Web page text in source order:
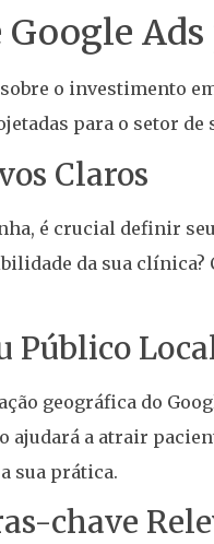
o investimento
para o setor de
Claros
é crucial definir
da sua clínica?
Público
geográfica do
ajudará a atrair
sua prática.
chave